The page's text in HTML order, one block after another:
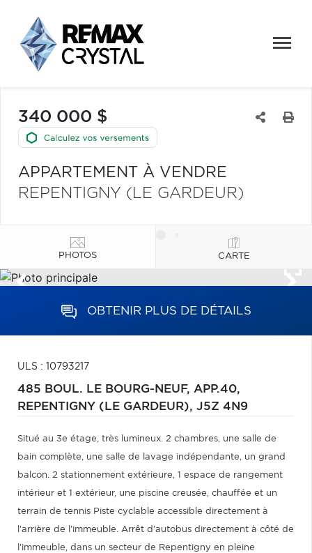
340 000 $
APPARTEMENT À VENDRE
REPENTIGNY (LE GARDEUR)
PHOTOS CARTE
OBTENIR PLUS DE DÉTAILS
ULS : 10793217
485 BOUL. LE BOURG-NEUF, APP.40,
REPENTIGNY (LE GARDEUR), J5Z 4N9
Situé au 3e étage, très lumineux. 2 chambres, une salle de
bain complète, une salle de lavage indépendante, un grand
balcon. 2 stationnement extérieure, 1 espace de rangement
intérieur et 1 extérieur, une piscine creusée, chauffée et un
terrain de tennis Piste cyclable accessible directement à
l'arrière de l'immeuble. Arrêt d'autobus directement à côté de
l'immeuble, dans un secteur de Repentigny en pleine